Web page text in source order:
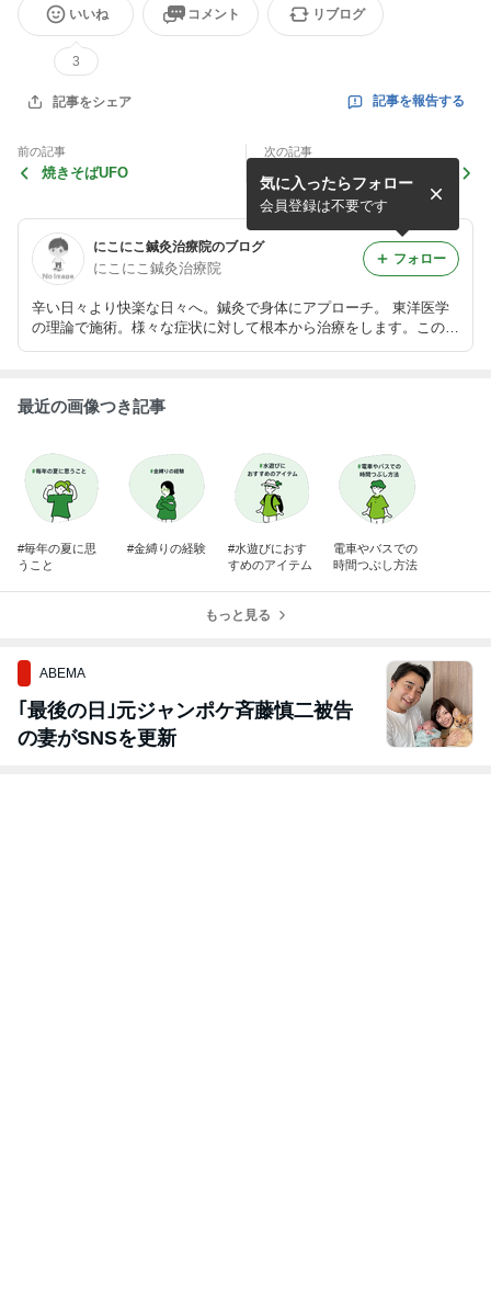
いいね
3
コメント リブログ
記事をシェア 記事を報告する
前の記事
焼きそばUFO
次の記事
腰痛の症例５と症例６
にこにこ鍼灸治療院のブログ
にこにこ鍼灸治療院
辛い日々より快楽な日々へ。鍼灸で身体にアプローチ。 東洋医学
の理論で施術。様々な症状に対して根本から治療をします。このブ
気に入ったらフォロー
会員登録は不要です
フォロー
最近の画像つき記事
#毎年の夏に思
うこと
#金縛りの経験
#水遊びにおす
すめのアイテム
電車やバスでの
時間つぶし方法
もっと見る
ABEMA
｢最後の日｣元ジャンポケ斉藤慎二被告
の妻がSNSを更新